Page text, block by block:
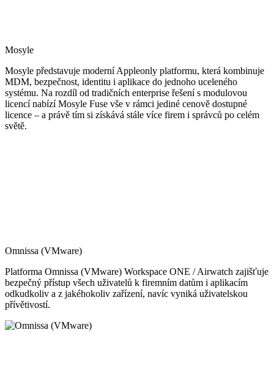
Mosyle
Mosyle představuje moderní Appleonly platformu, která kombinuje
MDM, bezpečnost, identitu i aplikace do jednoho uceleného
systému. Na rozdíl od tradičních enterprise řešení s modulovou
licencí nabízí Mosyle Fuse vše v rámci jediné cenově dostupné
licence – a právě tím si získává stále více firem i správců po celém
světě.
Omnissa (VMware)
Platforma Omnissa (VMware) Workspace ONE / Airwatch zajišťuje
bezpečný přístup všech uživatelů k firemním datům i aplikacím
odkudkoliv a z jakéhokoliv zařízení, navíc vyniká uživatelskou
přívětivostí.